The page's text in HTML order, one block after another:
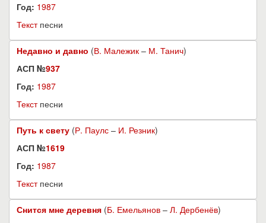
Год: 1987
Текстпесни
Недавно и давно (В. Малежик – М. Танич)
АСП №937
Год: 1987
Текстпесни
Путь к свету (Р. Паулс – И. Резник)
АСП №1619
Год: 1987
Текстпесни
Снится мне деревня (Б. Емельянов – Л. Дербенёв)